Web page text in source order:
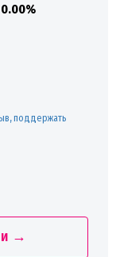
поддержать
→